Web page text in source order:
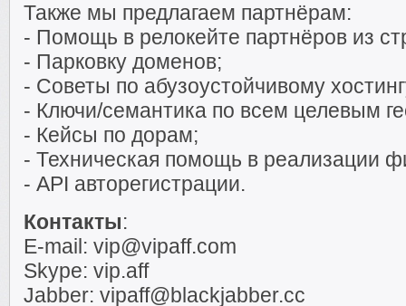
Также мы предлагаем партнёрам:
- Помощь в релокейте партнёров из
- Парковку доменов;
- Советы по абузоустойчивому
- Ключи/семантика по всем целевым
- Кейсы по дорам;
- Техническая помощь в реализации
- API авторегистрации.
Контакты:
E-mail: vip@vipaff.com
Skype: vip.aff
Jabber: vipaff@blackjabber.cc